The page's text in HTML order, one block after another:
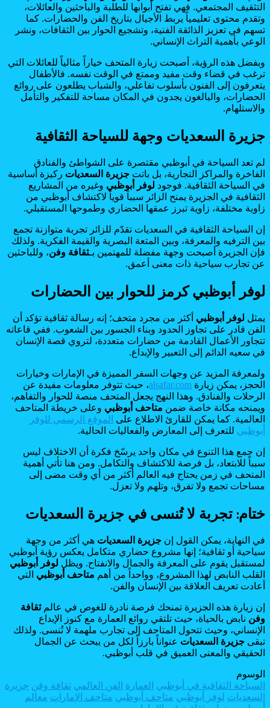
التثقيف المجتمعي. فهي تفتح أبوابها للطلبة والباحثين والعائلات،
وتقدم محتوى تعليمياً يربط الأجيال بتاريخ الفن والحضارات. كما
تسهم في تعزيز الذائقة الفنية، وتشجيع الحوار بين الثقافات، ونشر
الوعي بأهمية التراث الإنساني.
وبفضل هذه الرؤية، أصبحت زيارة المتحف خياراً مثالياً للعائلات التي
ترغب في قضاء وقت مفيد وممتع في الوقت نفسه. فالأطفال
يتعرفون إلى الفنون بأسلوب تفاعلي، والشباب يطلعون على روائع
الحضارات، والبالغون يجدون في المكان مساحة للتفكير والتأمل
والاستلهام.
جزيرة السعديات وجهة للسياحة الثقافية
لم تعد السياحة في أبوظبي مقتصرة على الشواطئ والفنادق
الفاخرة والمراكز التجارية، بل باتت جزيرة السعديات ركيزة أساسية
في السياحة الثقافية. فوجود لوفر أبوظبي وغيره من المشاريع
الثقافية في الجزيرة يمنح الزائر سبباً قوياً لاكتشاف أبوظبي من
زاوية مختلفة، زاوية تبرز عمقها الحضاري وطموحها المستقبلي.
إن السياحة الثقافية في السعديات تقدّم للزائر تجربة متوازنة تجمع
بين الترفيه والمعرفة، وبين المتعة البصرية والقيمة الفكرية. ولذلك
فإن الجزيرة أصبحت وجهة مفضلة للمهتمين بـثقافة وفن، وللباحثين
عن تجارب سياحية ذات معنى أعمق.
لوفر أبوظبي كرمز للحوار بين الحضارات
يمثل لوفر أبوظبي أكثر من مجرد متحف؛ إنه رسالة ثقافية تؤكد أن
الفن قادر على تجاوز الحدود وبناء الجسور بين الشعوب. ففي قاعاته
تتجاور الأعمال القادمة من حضارات متعددة، لتروي قصة الإنسان
في سعيه الدائم إلى التعبير والإبداع.
ولمعرفة المزيد عن وجهات السفر المميزة في الإمارات وخيارات
الحجز، يمكن زيارة alsafar.com، حيث تتوفر معلومات مفيدة عن
الرحلات والفنادق. وهذا النهج يجعل المتحف منصة للحوار والتفاهم،
ويمنحه مكانة خاصة ضمن متاحف أبوظبي وعلى خريطة المتاحف
العالمية. كما يمكن للقارئ الاطلاع على
الموقع الرسمي للوفر
أبوظبي للتعرف إلى المعارض والفعاليات الحالية.
إن جمع هذا التنوع في مكان واحد يرسّخ فكرة أن الاختلاف ليس
سبباً للابتعاد، بل فرصة للاكتشاف والتكامل. ومن هنا تأتي أهمية
المتحف في زمن يحتاج فيه العالم أكثر من أي وقت مضى إلى
مساحات تجمع ولا تفرق، وتلهم ولا تعزل.
ختام: تجربة لا تُنسى في جزيرة السعديات
في النهاية، يمكن القول إن جزيرة السعديات هي أكثر من وجهة
سياحية أو ثقافية؛ إنها مشروع حضاري متكامل يعكس رؤية أبوظبي
لمستقبل يقوم على المعرفة والجمال والانفتاح. ويظل لوفر أبوظبي
القلب النابض لهذا المشروع، وواحداً من أهم متاحف أبوظبي التي
أعادت تعريف العلاقة بين الإنسان والفن.
إن زيارة هذه الجزيرة تمنحك فرصة نادرة للغوص في عالمثقافة
وفن نابض بالحياة، حيث تلتقي روائع العمارة مع كنوز الإبداع
الإنساني، وحيث تتحول المتاحف إلى تجارب ملهمة لا تُنسى. ولذلك
تبقى جزيرة السعديات عنواناً بارزاً لكل من يبحث عن الجمال
الحقيقي والمعنى العميق في قلب أبوظبي.
الوسوم
السياحة الثقافية في أبوظبي
العمارة الفن العالمي ثقافة وفن جزيرة
السعديات لوفر أبوظبي متاحف أبوظبي متاحف الإمارات معالم